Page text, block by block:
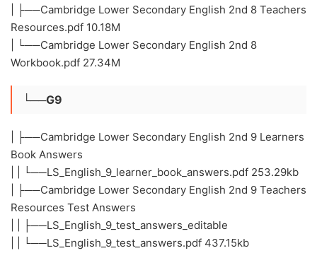
| ├──Cambridge Lower Secondary English 2nd 8 Teachers
Resources.pdf 10.18M
| └──Cambridge Lower Secondary English 2nd 8
Workbook.pdf 27.34M
└──G9
| ├──Cambridge Lower Secondary English 2nd 9 Learners
Book Answers
| | └──LS_English_9_learner_book_answers.pdf 253.29kb
| ├──Cambridge Lower Secondary English 2nd 9 Teachers
Resources Test Answers
| | ├──LS_English_9_test_answers_editable
| | └──LS_English_9_test_answers.pdf 437.15kb